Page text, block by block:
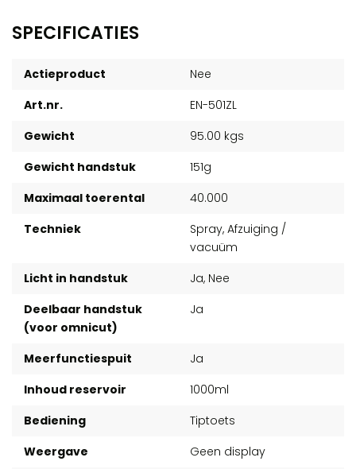
SPECIFICATIES
Actieproduct
Nee
Art.nr.
EN-501ZL
Gewicht
95.00 kgs
Gewicht handstuk
151g
Maximaal toerental
40.000
Techniek
Spray, Afzuiging /
vacuüm
Licht in handstuk
Ja, Nee
Deelbaar handstuk
(voor omnicut)
Ja
Meerfunctiespuit
Ja
Inhoud reservoir
1000ml
Bediening
Tiptoets
Weergave
Geen display